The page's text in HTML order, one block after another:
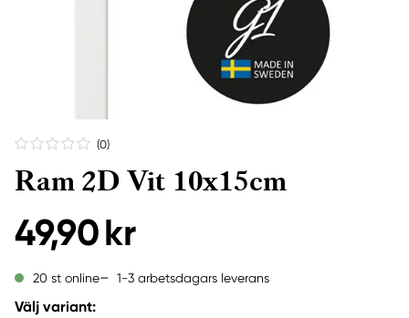
(0)
Ram 2D Vit 10x15cm
49,90 kr
20 st online 1-3 arbetsdagars leverans
Välj variant: